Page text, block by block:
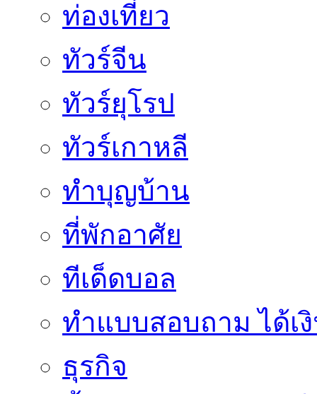
ท่องเที่ยว
ทัวร์จีน
ทัวร์ยุโรป
ทัวร์เกาหลี
ทำบุญบ้าน
ที่พักอาศัย
ทีเด็ดบอล
ทําแบบสอบถาม ได้เ
ธุรกิจ